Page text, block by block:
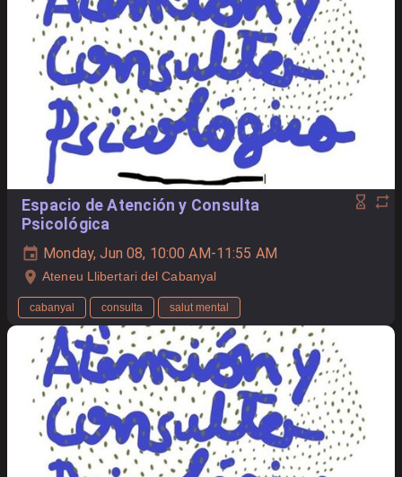
Espacio de Atención y Consulta
Psicológica
Monday, Jun 08, 10:00 AM-11:55 AM
Ateneu Llibertari del Cabanyal
cabanyal consulta salut mental